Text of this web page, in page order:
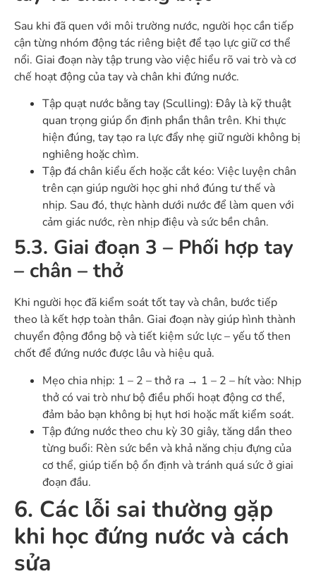
Sau khi đã quen với môi trường nước, người học cần tiếp
cận từng nhóm động tác riêng biệt để tạo lực giữ cơ thể
nổi. Giai đoạn này tập trung vào việc hiểu rõ vai trò và cơ
chế hoạt động của tay và chân khi đứng nước.
Tập quạt nước bằng tay (Sculling): Đây là kỹ thuật
quan trọng giúp ổn định phần thân trên. Khi thực
hiện đúng, tay tạo ra lực đẩy nhẹ giữ người không bị
nghiêng hoặc chìm.
Tập đá chân kiểu ếch hoặc cắt kéo: Việc luyện chân
trên cạn giúp người học ghi nhớ đúng tư thế và
nhịp. Sau đó, thực hành dưới nước để làm quen với
cảm giác nước, rèn nhịp điệu và sức bền chân.
5.3. Giai đoạn 3 – Phối hợp tay
– chân – thở
Khi người học đã kiểm soát tốt tay và chân, bước tiếp
theo là kết hợp toàn thân. Giai đoạn này giúp hình thành
chuyển động đồng bộ và tiết kiệm sức lực – yếu tố then
chốt để đứng nước được lâu và hiệu quả.
Mẹo chia nhịp: 1 – 2 – thở ra → 1 – 2 – hít vào: Nhịp
thở có vai trò như bộ điều phối hoạt động cơ thể,
đảm bảo bạn không bị hụt hơi hoặc mất kiểm soát.
Tập đứng nước theo chu kỳ 30 giây, tăng dần theo
từng buổi: Rèn sức bền và khả năng chịu đựng của
cơ thể, giúp tiến bộ ổn định và tránh quá sức ở giai
đoạn đầu.
6. Các lỗi sai thường gặp
khi học đứng nước và cách
sửa